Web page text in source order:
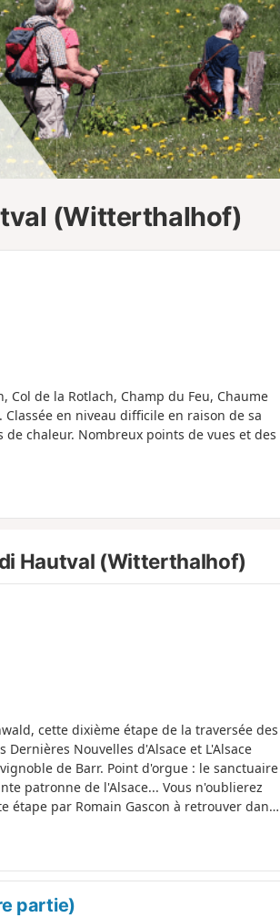
(Witterthalhof)
de la Rotlach, Champ du Feu, Chaume
en niveau difficile en raison de sa
chaleur. Nombreux points de vues et des
Hautval (Witterthalhof)
cette dixième étape de la traversée des
Nouvelles d'Alsace et L'Alsace
de Barr. Point d'orgue : le sanctuaire
patronne de l'Alsace... Vous n'oublierez
étape par Romain Gascon à retrouver dans
partie)